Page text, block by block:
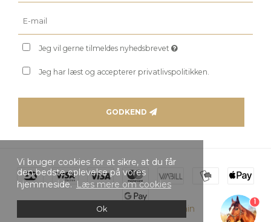
Vi bruger cookies for at sikre, at du får
den bedste oplevelse på vores
hjemmeside. Læs mere om cookies
Ok
Jeg vil gerne tilmeldes nyhedsbrevet
Jeg har læst og accepterer privatlivspolitikken.
GODKEND
Skabt med ♥ af DanDomain
1